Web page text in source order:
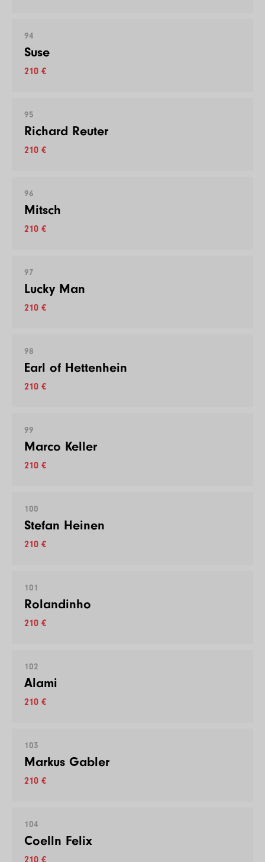
94
Suse
210 €
95
Richard Reuter
210 €
96
Mitsch
210 €
97
Lucky Man
210 €
98
Earl of Hettenhein
210 €
99
Marco Keller
210 €
100
Stefan Heinen
210 €
101
Rolandinho
210 €
102
Alami
210 €
103
Markus Gabler
210 €
104
Coelln Felix
210 €